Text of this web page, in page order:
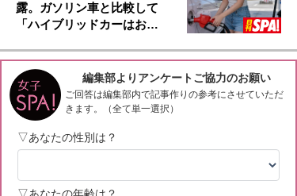
露。ガソリン車と比較して
「ハイブリッドカーはお…